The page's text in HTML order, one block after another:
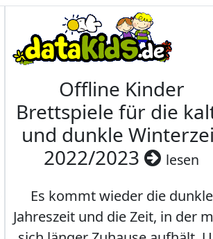
Offline Kinder
Brettspiele für die
und dunkle
2022/2023
lesen
Es kommt wieder die dunkle
Jahreszeit und die Zeit, in der